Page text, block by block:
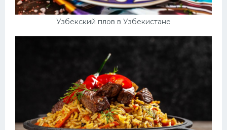
Узбекский плов в Узбекистане